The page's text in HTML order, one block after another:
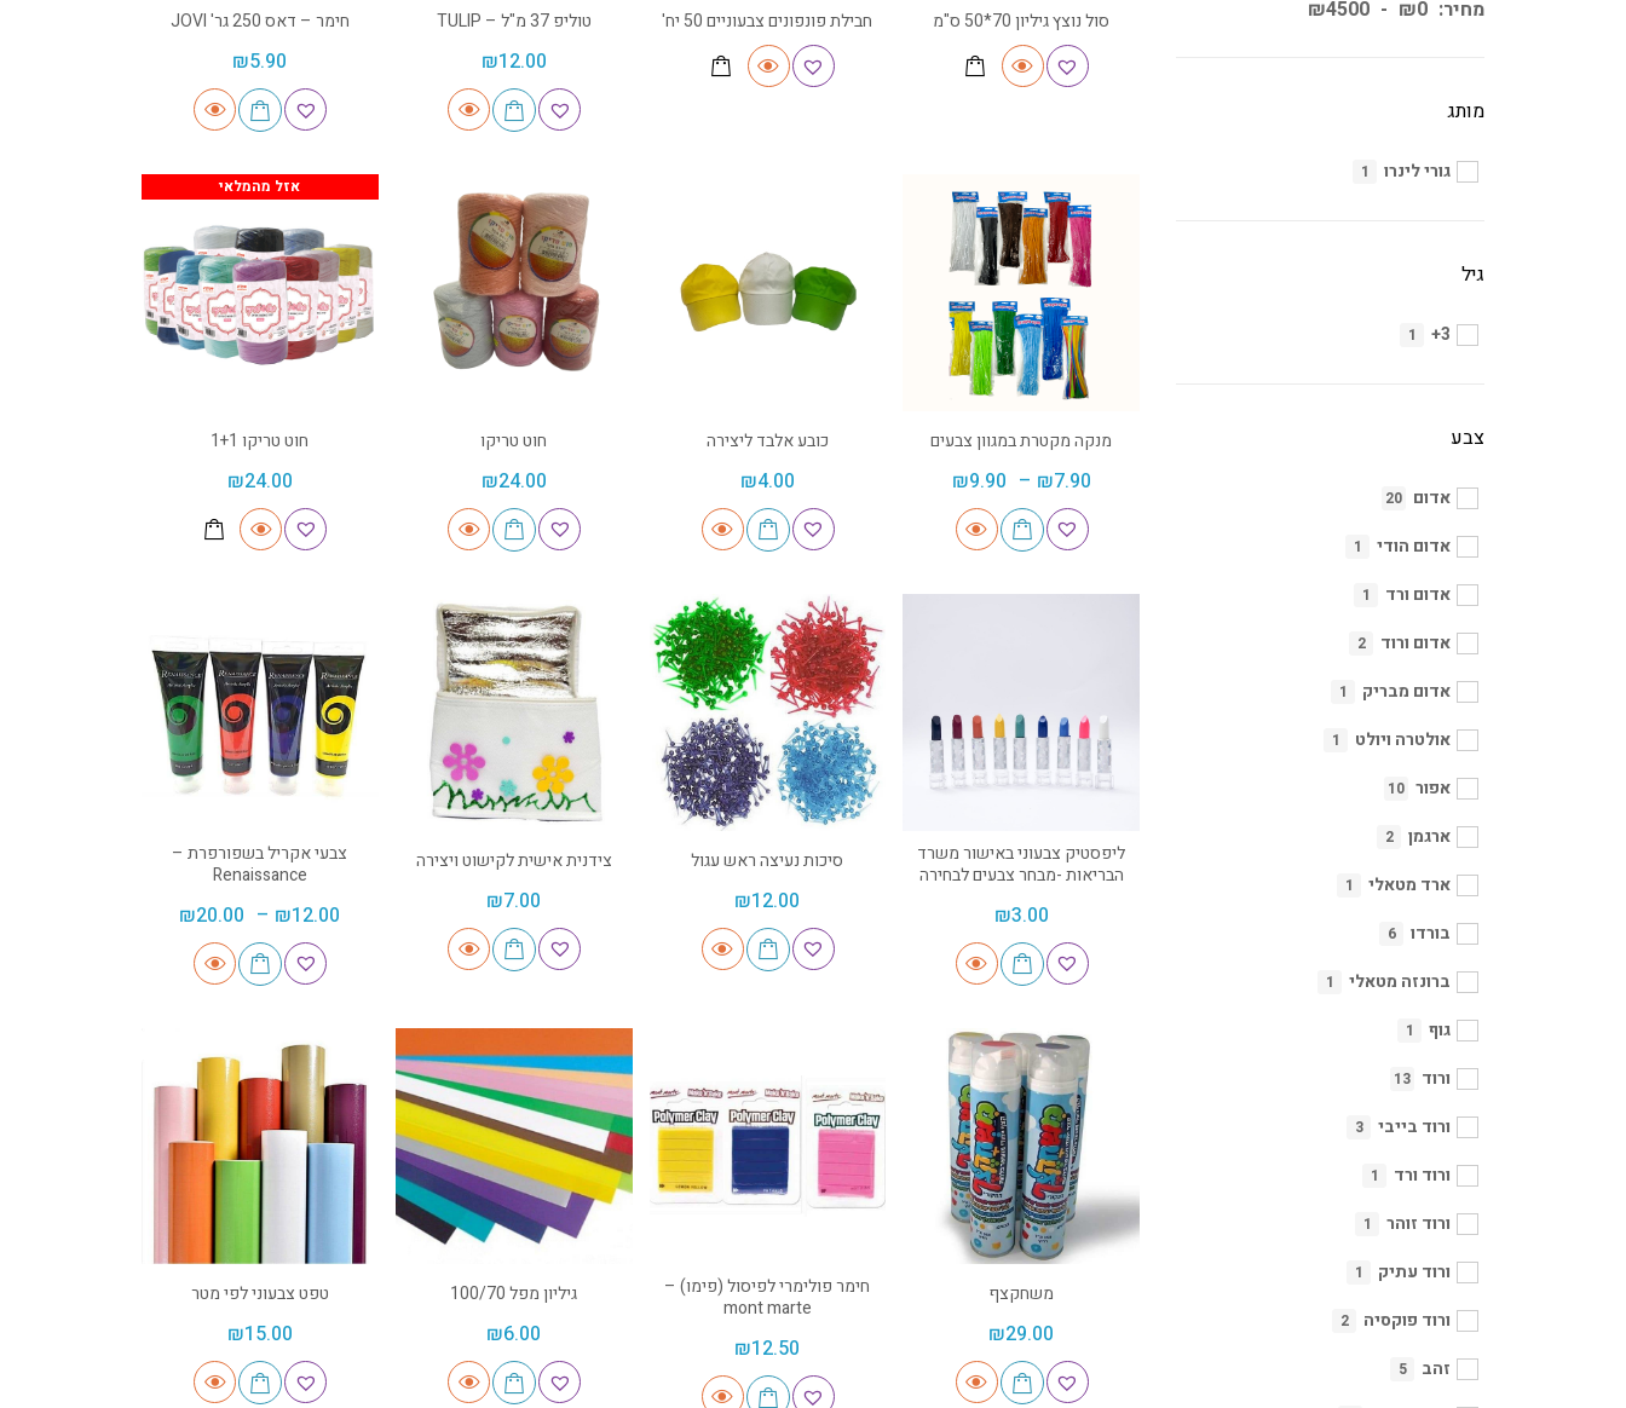
מחיר: ₪0
-
₪4500
מותג
גורי לינרו 1
גיל
3+
1
צבע
אדום 20
אדום הודי 1
אדום ורד 1
אדום ורוד 2
אדום מבריק 1
אולטרה ויולט 1
אפור 10
ארגמן 2
ארד מטאלי 1
בורדו 6
ברונזה מטאלי 1
גוף 1
ורוד 13
ורוד בייבי 3
ורוד ורד 1
ורוד זוהר 1
ורוד עתיק 1
ורוד פוקסיה 2
זהב 5
סול נוצץ גיליון 70*50 ס"מ חבילת פונפונים צבעוניים 50 יח' טוליפ 37 מ"ל – TULIP
₪12.00
חימר – דאס 250 גר' JOVI
₪5.90
מנקה מקטרת במגוון צבעים
₪7.90
–
₪9.90
כובע אלבד ליצירה
₪4.00
חוט טריקו
₪24.00
אזל מהמלאי
חוט טריקו 1+1
₪24.00
ליפסטיק צבעוני באישור משרד
הבריאות -מבחר צבעים לבחירה
₪3.00
סיכות נעיצה ראש עגול
₪12.00
צידנית אישית לקישוט ויצירה
₪7.00
צבעי אקריל בשפורפרת –
Renaissance
₪12.00
–
₪20.00
משחקצף
₪29.00
חימר פולימרי לפיסול (פימו) –
mont marte
₪12.50
גיליון מפל 100/70
₪6.00
טפט צבעוני לפי מטר
₪15.00